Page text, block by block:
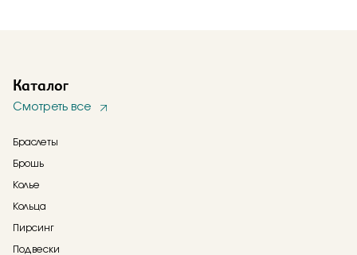
Каталог
Смотреть все
Браслеты
Брошь
Колье
Кольца
Пирсинг
Подвески